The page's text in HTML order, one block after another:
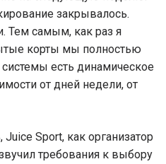
закрывалось.
Тем самым, как раз я
корты мы полностью
есть динамическое
от дней недели, от
Juice Sport, как организатор
требования к выбору